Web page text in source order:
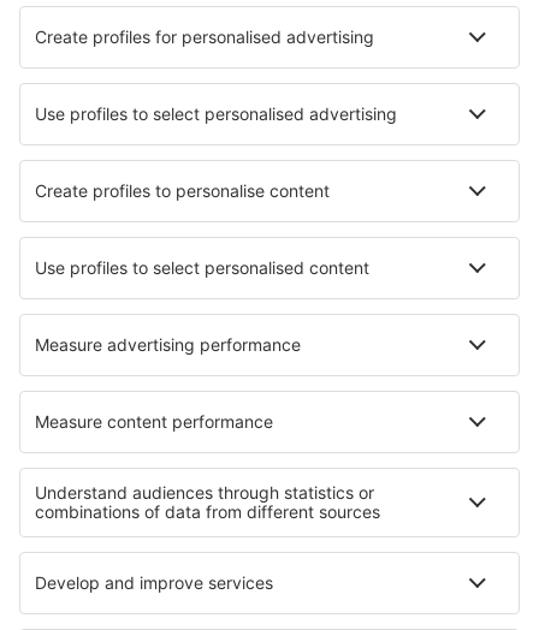
Companii aeriene
Wizz Air
Lufthansa
Despre eSky
Cariere
Termeni şi condiţii
Rezervările mele
Politica de Confidențialitate
Politică cookie
Asistenţă şi contact